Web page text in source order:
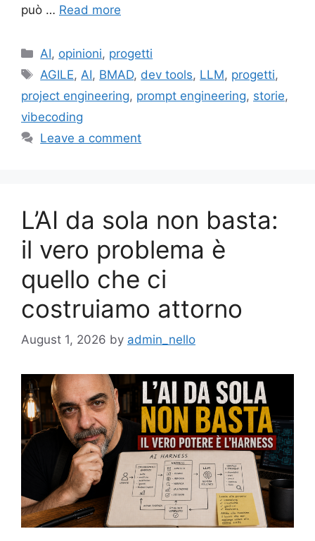
può … Read more
Categories
AI, opinioni, progetti
Tags
AGILE, AI, BMAD, dev tools, LLM, progetti,
project engineering, prompt engineering, storie,
vibecoding
Leave a comment
L’AI da sola non basta:
il vero problema è
quello che ci
costruiamo attorno
August 1, 2026 by admin_nello